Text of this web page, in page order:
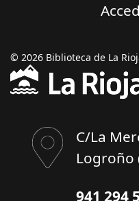
© 2026 Biblioteca de La
C/La
Logroño
941 294